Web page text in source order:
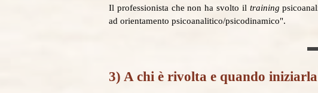
Il professionista che non ha svolto il training
ad orientamento psicoanalitico/psicodinamico".
3) A chi è rivolta e quando iniziarla